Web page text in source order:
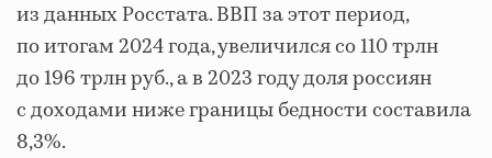
из данных Росстата. ВВП за этот период,
по итогам 2024 года, увеличился со 110 трлн
до 196 трлн руб., а в 2023 году доля россиян
с доходами ниже границы бедности составила
8,3%.